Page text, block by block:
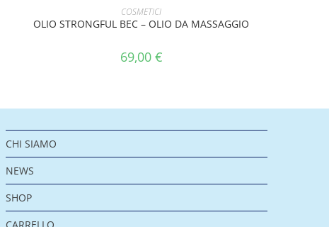
AGGIUNGI AL CARRELLO
COSMETICI
OLIO STRONGFUL BEC – OLIO DA MASSAGGIO
69,00 €
CHI SIAMO
NEWS
SHOP